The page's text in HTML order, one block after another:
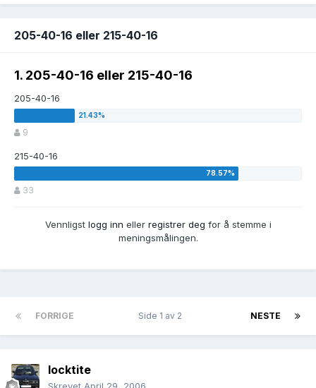
205-40-16 eller 215-40-16
1. 205-40-16 eller 215-40-16
205-40-16
9
215-40-16
33
Vennligst logg inn eller registrer deg for å stemme i
meningsmålingen.
FORRIGE NESTE
Side 1 av 2
locktite